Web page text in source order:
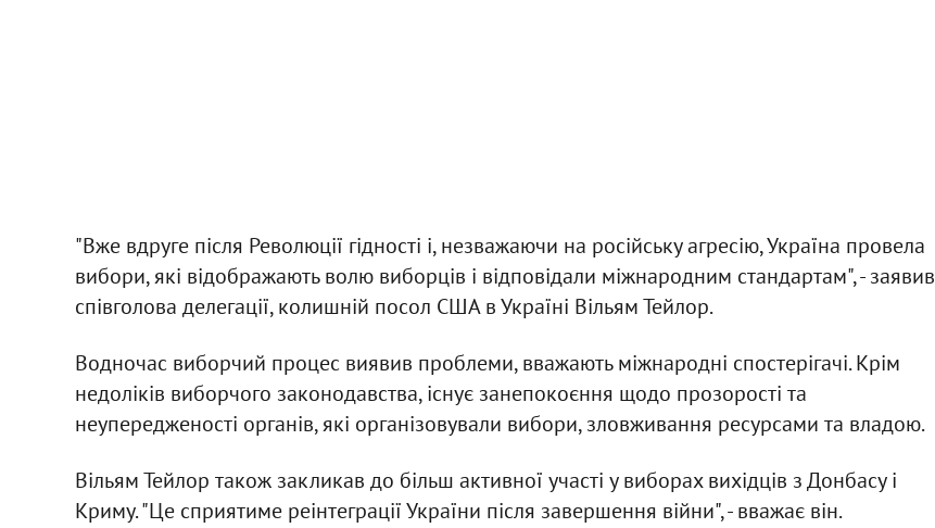
"Вже вдруге після Революції гідності і, незважаючи на російську агресію, Україна провела
вибори, які відображають волю виборців і відповідали міжнародним стандартам", - заявив
співголова делегації, колишній посол США в Україні Вільям Тейлор.
Водночас виборчий процес виявив проблеми, вважають міжнародні спостерігачі. Крім
недоліків виборчого законодавства, існує занепокоєння щодо прозорості та
неупередженості органів, які організовували вибори, зловживання ресурсами та владою.
Вільям Тейлор також закликав до більш активної участі у виборах вихідців з Донбасу і
Криму. "Це сприятиме реінтеграції України після завершення війни", - вважає він.